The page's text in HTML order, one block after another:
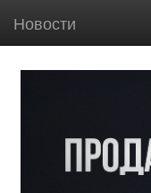
Новости